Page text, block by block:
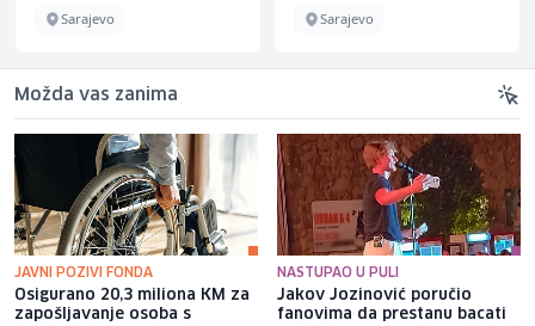
Sarajevo Sarajevo
Možda vas zanima
JAVNI POZIVI FONDA
Osigurano 20,3 miliona KM za
zapošljavanje osoba s
NASTUPAO U PULI
Jakov Jozinović poručio
fanovima da prestanu bacati